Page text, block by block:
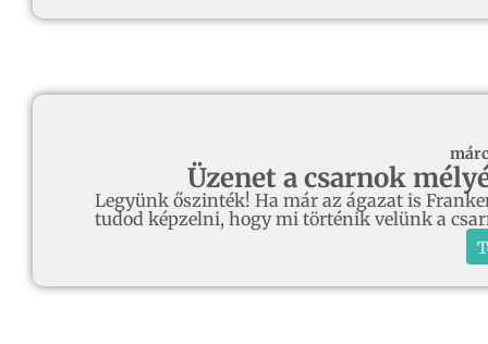
Üzenet a csarnok
Legyünk őszinték! Ha már az ágazat is
tudod képzelni, hogy mi történik velünk a